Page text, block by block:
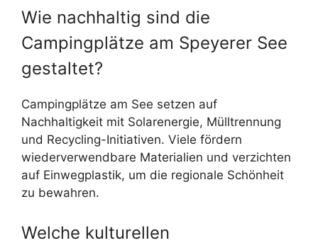
Wie nachhaltig sind die
Campingplätze am Speyerer See
gestaltet?
Campingplätze am See setzen auf
Nachhaltigkeit mit Solarenergie, Mülltrennung
und Recycling-Initiativen. Viele fördern
wiederverwendbare Materialien und verzichten
auf Einwegplastik, um die regionale Schönheit
zu bewahren.
Welche kulturellen